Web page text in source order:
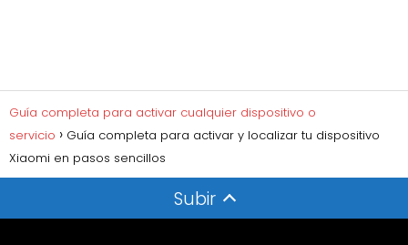
Guía completa para activar cualquier dispositivo o
servicio
Guía completa para activar y localizar tu dispositivo
Xiaomi en pasos sencillos
Subir